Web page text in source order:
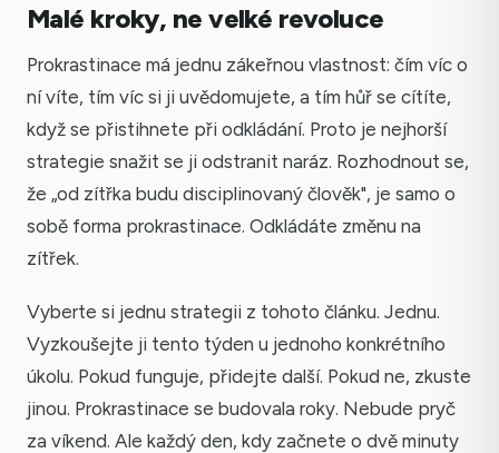
Malé kroky, ne velké revoluce
Prokrastinace má jednu zákeřnou vlastnost: čím víc o
ní víte, tím víc si ji uvědomujete, a tím hůř se cítíte,
když se přistihnete při odkládání. Proto je nejhorší
strategie snažit se ji odstranit naráz. Rozhodnout se,
že „od zítřka budu disciplinovaný člověk", je samo o
sobě forma prokrastinace. Odkládáte změnu na
zítřek.
Vyberte si jednu strategii z tohoto článku. Jednu.
Vyzkoušejte ji tento týden u jednoho konkrétního
úkolu. Pokud funguje, přidejte další. Pokud ne, zkuste
jinou. Prokrastinace se budovala roky. Nebude pryč
za víkend. Ale každý den, kdy začnete o dvě minuty